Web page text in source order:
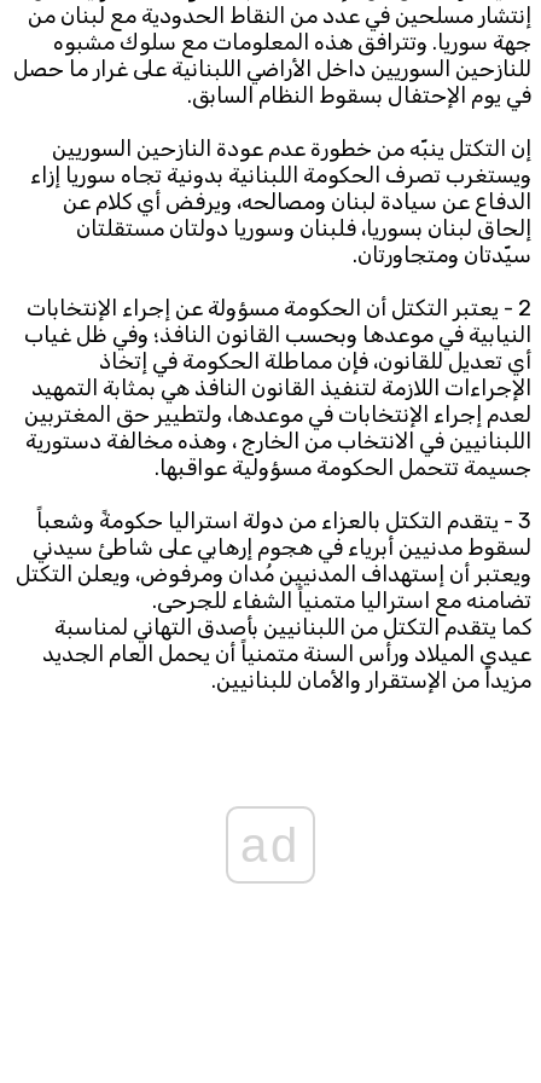
Subscribe to the newsletter
TTV Plus
Download the app
© 2025. All Rights Reserved. ByKoein
إنتشار مسلحين في عدد من النقاط الحدودية مع لبنان من
جهة سوريا. وتترافق هذه المعلومات مع سلوك مشبوه
للنازحين السوريين داخل الأراضي اللبنانية على غرار ما حصل
في يوم الإحتفال بسقوط النظام السابق.
إن التكتل ينبّه من خطورة عدم عودة النازحين السوريين
ويستغرب تصرف الحكومة اللبنانية بدونية تجاه سوريا إزاء
الدفاع عن سيادة لبنان ومصالحه، ويرفض أي كلام عن
إلحاق لبنان بسوريا، فلبنان وسوريا دولتان مستقلتان
سيّدتان ومتجاورتان.
2 - يعتبر التكتل أن الحكومة مسؤولة عن إجراء الإنتخابات
النيابية في موعدها وبحسب القانون النافذ؛ وفي ظل غياب
أي تعديل للقانون، فإن مماطلة الحكومة في إتخاذ
الإجراءات اللازمة لتنفيذ القانون النافذ هي بمثابة التمهيد
لعدم إجراء الإنتخابات في موعدها، ولتطيير حق المغتربين
اللبنانيين في الانتخاب من الخارج ، وهذه مخالفة دستورية
جسيمة تتحمل الحكومة مسؤولية عواقبها.
3 - يتقدم التكتل بالعزاء من دولة استراليا حكومةً وشعباً
لسقوط مدنيين أبرياء في هجوم إرهابي على شاطئ سيدني
ويعتبر أن إستهداف المدنيين مُدان ومرفوض، ويعلن التكتل
تضامنه مع استراليا متمنياً الشفاء للجرحى.
كما يتقدم التكتل من اللبنانيين بأصدق التهاني لمناسبة
عيدي الميلاد ورأس السنة متمنياً أن يحمل العام الجديد
مزيداً من الإستقرار والأمان للبنانيين.
ad